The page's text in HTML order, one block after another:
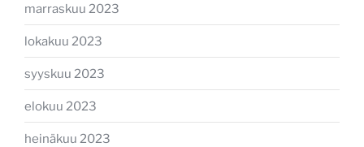
marraskuu 2023
lokakuu 2023
syyskuu 2023
elokuu 2023
heinäkuu 2023